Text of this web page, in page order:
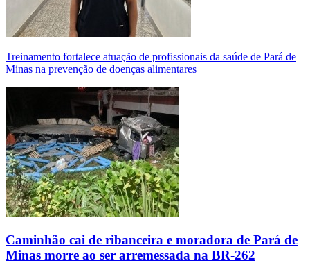
Treinamento fortalece atuação de profissionais da saúde de Pará de
Minas na prevenção de doenças alimentares
Caminhão cai de ribanceira e moradora de Pará de
Minas morre ao ser arremessada na BR-262